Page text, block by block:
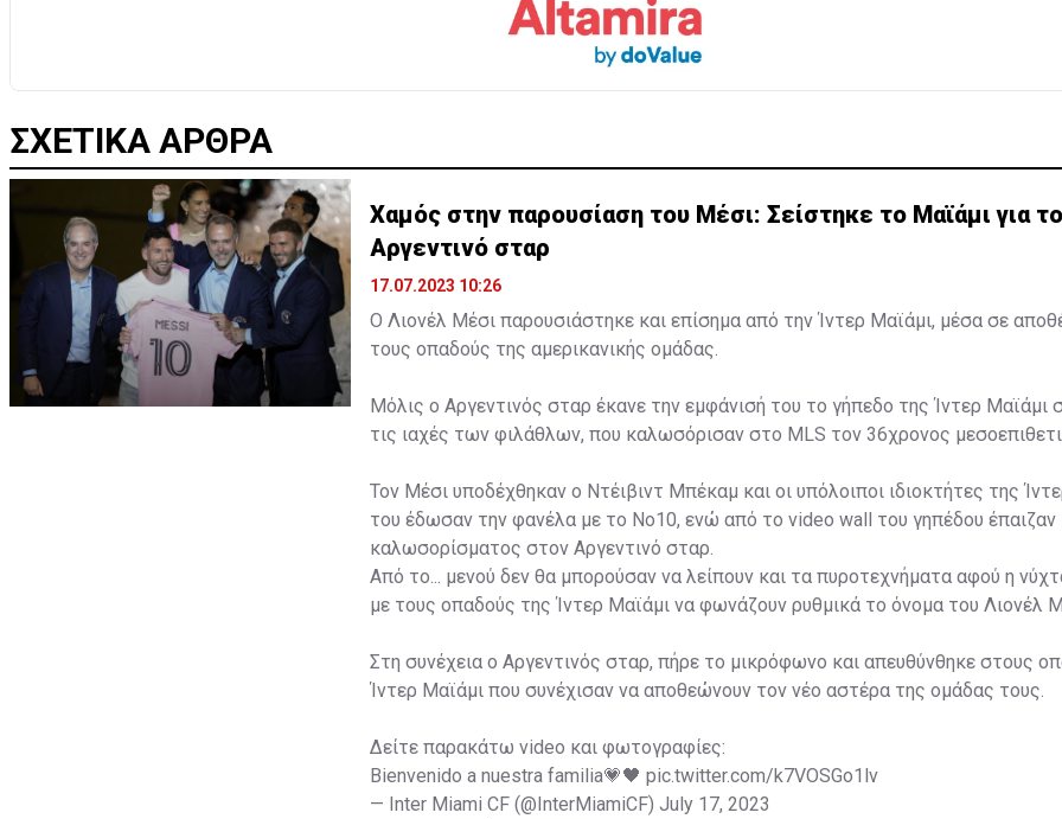
ΣΧΕΤΙΚΑ ΑΡΘΡΑ
Χαμός στην παρουσίαση του Μέσι: Σείστηκε το Μαϊάμι για
Αργεντινό σταρ
17.07.2023 10:26
Ο Λιονέλ Μέσι παρουσιάστηκε και επίσημα από την Ίντερ Μαϊάμι, μέσα σε
τους οπαδούς της αμερικανικής ομάδας.
Μόλις ο Αργεντινός σταρ έκανε την εμφάνισή του το γήπεδο της Ίντερ Μαϊάμι
τις ιαχές των φιλάθλων, που καλωσόρισαν στο MLS τον 36χρονος
Τον Μέσι υποδέχθηκαν ο Ντέιβιντ Μπέκαμ και οι υπόλοιποι ιδιοκτήτες της
του έδωσαν την φανέλα με το Νο10, ενώ από το video wall του γηπέδου έπαιζαν
καλωσορίσματος στον Αργεντινό σταρ.
Από το... μενού δεν θα μπορούσαν να λείπουν και τα πυροτεχνήματα αφού η
με τους οπαδούς της Ίντερ Μαϊάμι να φωνάζουν ρυθμικά το όνομα του Λιονέλ
Στη συνέχεια ο Αργεντινός σταρ, πήρε το μικρόφωνο και απευθύνθηκε στους
Ίντερ Μαϊάμι που συνέχισαν να αποθεώνουν τον νέο αστέρα της ομάδας τους.
Δείτε παρακάτω video και φωτογραφίες:
Bienvenido a nuestra familia💗🖤 pic.twitter.com/k7VOSGo1lv
— Inter Miami CF (@InterMiamiCF) July 17, 2023